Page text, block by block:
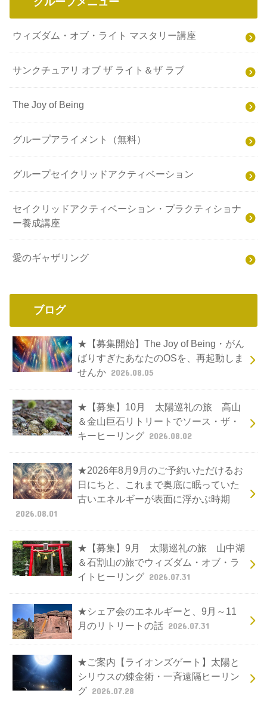
ウィズダム・オブ・ライト マスタリー講座
サンクチュアリ オブ ザ ライト＆ザ ラブ
The Joy of Being
グループアライメント（無料）
グループセイクリッドアクティベーション
セイクリッドアクティベーション・プラクティショナ
ー養成講座
愛のギャザリング
ブログ
★【募集開始】The Joy of Being・がん
ばりすぎたあなたのOSを、再起動しま
せんか 2026.08.05
★【募集】10月 太陽巡礼の旅 高山
＆金山巨石リトリートでソース・ザ・
キーヒーリング 2026.08.02
★2026年8月9月のご予約いただけるお
日にちと、これまで奥底に眠っていた
古いエネルギーが表面に浮かぶ時期
2026.08.01
★【募集】9月 太陽巡礼の旅 山中湖
＆石割山の旅でウィズダム・オブ・ラ
イトヒーリング 2026.07.31
★シェア会のエネルギーと、9月～11
月のリトリートの話 2026.07.31
★ご案内【ライオンズゲート】太陽と
シリウスの錬金術・一斉遠隔ヒーリン
グ 2026.07.28